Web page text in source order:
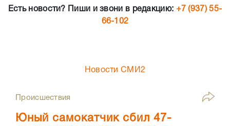
Есть новости? Пиши и звони в редакцию: +7 (937) 55-
66-102
Новости СМИ2
Происшествия
Юный самокатчик сбил 47-